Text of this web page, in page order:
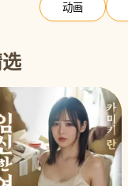
动画